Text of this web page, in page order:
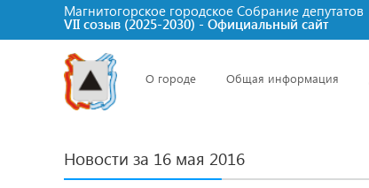
Магнитогорское городское Cобрание депутатов
VII созыв (2025-2030) - Официальный сайт
О городе Общая информация
Новости за 16 мая 2016